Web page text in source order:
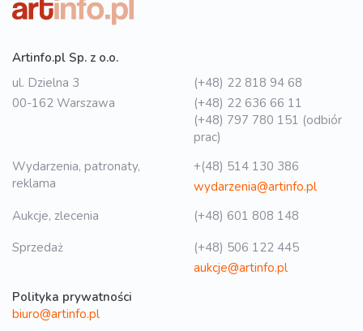
Artinfo.pl Sp. z o.o.
ul. Dzielna 3
00-162 Warszawa
(+48) 22 818 94 68
(+48) 22 636 66 11
(+48) 797 780 151 (odbiór
prac)
Wydarzenia, patronaty,
reklama
+(48) 514 130 386
wydarzenia@artinfo.pl
Aukcje, zlecenia
(+48) 601 808 148
Sprzedaż
(+48) 506 122 445
aukcje@artinfo.pl
Polityka prywatności
biuro@artinfo.pl